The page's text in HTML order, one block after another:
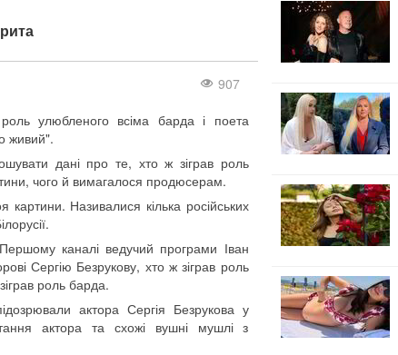
907
улюбленого всіма барда і поета
живий".
дані про те, хто ж зіграв роль
чого й вимагалося продюсерам.
Називалися кілька російських
каналі ведучий програми Іван
Сергію Безрукову, хто ж зіграв роль
роль барда.
актора Сергія Безрукова у
актора та схожі вушні мушлі з